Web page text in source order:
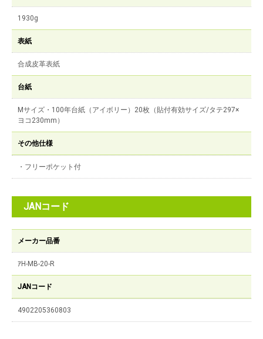
1930g
表紙
合成皮革表紙
台紙
Mサイズ・100年台紙（アイボリー）20枚（貼付有効サイズ/タテ297×
ヨコ230mm）
その他仕様
・フリーポケット付
JANコード
メーカー品番
ｱH-MB-20-R
JANコード
4902205360803